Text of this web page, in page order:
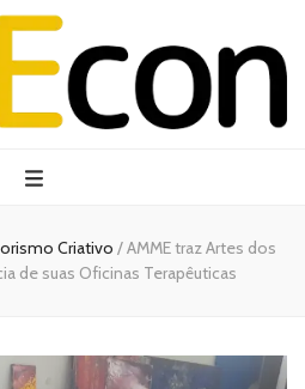
Criativo /AMME traz Artes dos
de suas Oficinas Terapêuticas